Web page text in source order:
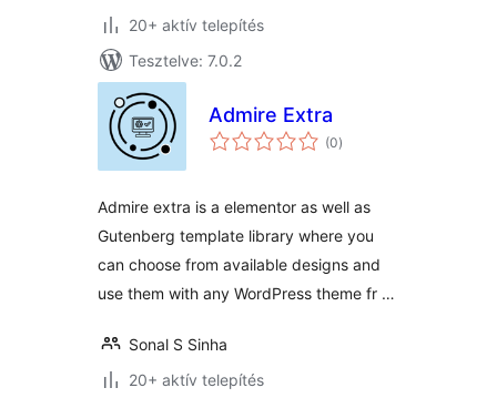
20+ aktív telepítés
Tesztelve: 7.0.2
Admire Extra
(0értékelés
összesen
)
Admire extra is a elementor as well as
Gutenberg template library where you
can choose from available designs and
use them with any WordPress theme fr …
Sonal S Sinha
20+ aktív telepítés